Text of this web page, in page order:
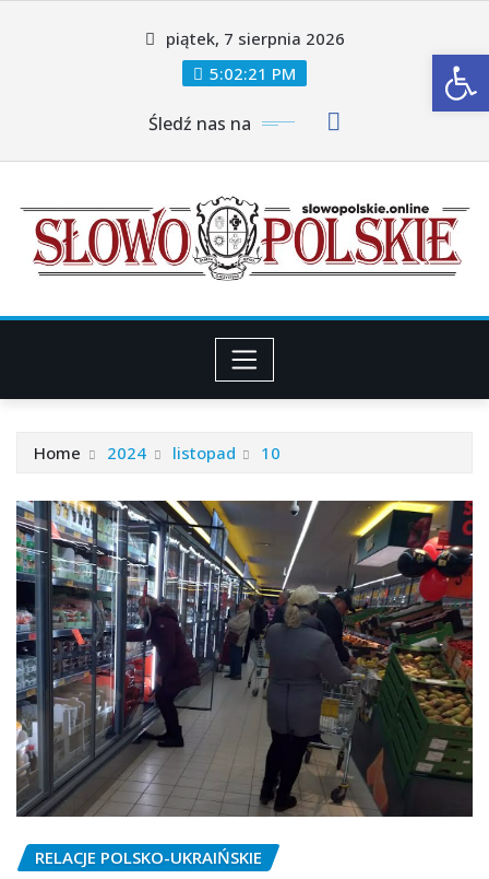
piątek, 7 sierpnia 2026
5:02:21 PM
Śledź nas na
Home 2024 listopad 10
RELACJE POLSKO-UKRAIŃSKIE